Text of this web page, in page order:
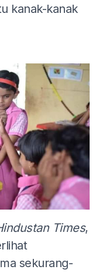
kanak-kanak
Times,
sekurang-